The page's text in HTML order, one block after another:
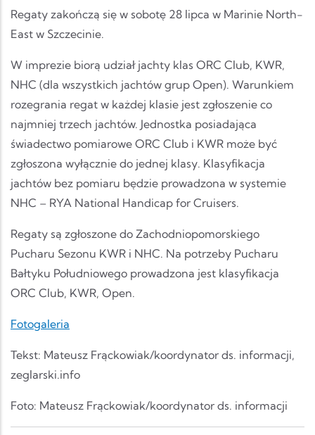
Regaty zakończą się w sobotę 28 lipca w Marinie North-
East w Szczecinie.
W imprezie biorą udział jachty klas ORC Club, KWR,
NHC (dla wszystkich jachtów grup Open). Warunkiem
rozegrania regat w każdej klasie jest zgłoszenie co
najmniej trzech jachtów. Jednostka posiadająca
świadectwo pomiarowe ORC Club i KWR może być
zgłoszona wyłącznie do jednej klasy. Klasyfikacja
jachtów bez pomiaru będzie prowadzona w systemie
NHC – RYA National Handicap for Cruisers.
Regaty są zgłoszone do Zachodniopomorskiego
Pucharu Sezonu KWR i NHC. Na potrzeby Pucharu
Bałtyku Południowego prowadzona jest klasyfikacja
ORC Club, KWR, Open.
Fotogaleria
Tekst: Mateusz Frąckowiak/koordynator ds. informacji,
zeglarski.info
Foto: Mateusz Frąckowiak/koordynator ds. informacji